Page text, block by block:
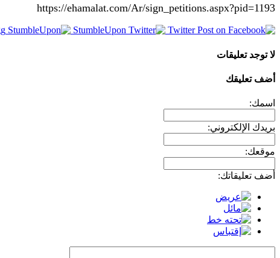
https://ehamalat.com/Ar/sign_petitions.aspx?pid=1193
StumbleUpon Twitter
لا توجد تعليقات
أضف تعليقك
اسمك:
بريدك الإلكتروني:
موقعك:
أضف تعليقاتك: